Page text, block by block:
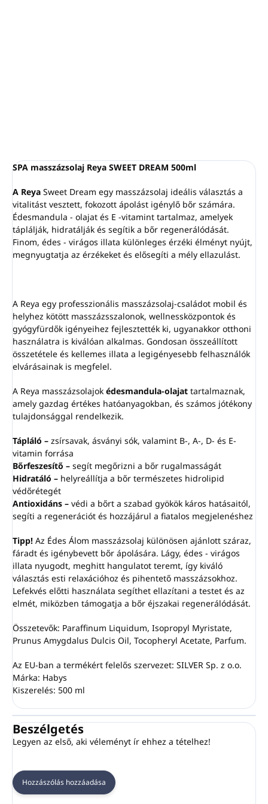
SPA masszázsolaj Reya SWEET DREAM 500ml
A Reya Sweet Dream egy masszázsolaj ideális választás a
vitalitást vesztett, fokozott ápolást igénylő bőr számára.
Édesmandula - olajat és E -vitamint tartalmaz, amelyek
táplálják, hidratálják és segítik a bőr regenerálódását.
Finom, édes - virágos illata különleges érzéki élményt nyújt,
megnyugtatja az érzékeket és elősegíti a mély ellazulást.
A Reya egy professzionális masszázsolaj-családot mobil és
helyhez kötött masszázsszalonok, wellnessközpontok és
gyógyfürdők igényeihez fejlesztették ki, ugyanakkor otthoni
használatra is kiválóan alkalmas. Gondosan összeállított
összetétele és kellemes illata a legigényesebb felhasználók
elvárásainak is megfelel.
A Reya masszázsolajok édesmandula-olajat tartalmaznak,
amely gazdag értékes hatóanyagokban, és számos jótékony
tulajdonsággal rendelkezik.
Tápláló – zsírsavak, ásványi sók, valamint B-, A-, D- és E-
vitamin forrása
Bőrfeszesítő – segít megőrizni a bőr rugalmasságát
Hidratáló – helyreállítja a bőr természetes hidrolipid
védőrétegét
Antioxidáns – védi a bőrt a szabad gyökök káros hatásaitól,
segíti a regenerációt és hozzájárul a fiatalos megjelenéshez
Tipp! Az Édes Álom masszázsolaj különösen ajánlott száraz,
fáradt és igénybevett bőr ápolására. Lágy, édes - virágos
illata nyugodt, meghitt hangulatot teremt, így kiváló
választás esti relaxációhoz és pihentető masszázsokhoz.
Lefekvés előtti használata segíthet ellazítani a testet és az
elmét, miközben támogatja a bőr éjszakai regenerálódását.
Összetevők: Paraffinum Liquidum, Isopropyl Myristate,
Prunus Amygdalus Dulcis Oil, Tocopheryl Acetate, Parfum.
Az EU-ban a termékért felelős szervezet: SILVER Sp. z o.o.
Márka: Habys
Kiszerelés: 500 ml
Beszélgetés
Legyen az első, aki véleményt ír ehhez a tételhez!
Hozzászólás hozzáadása